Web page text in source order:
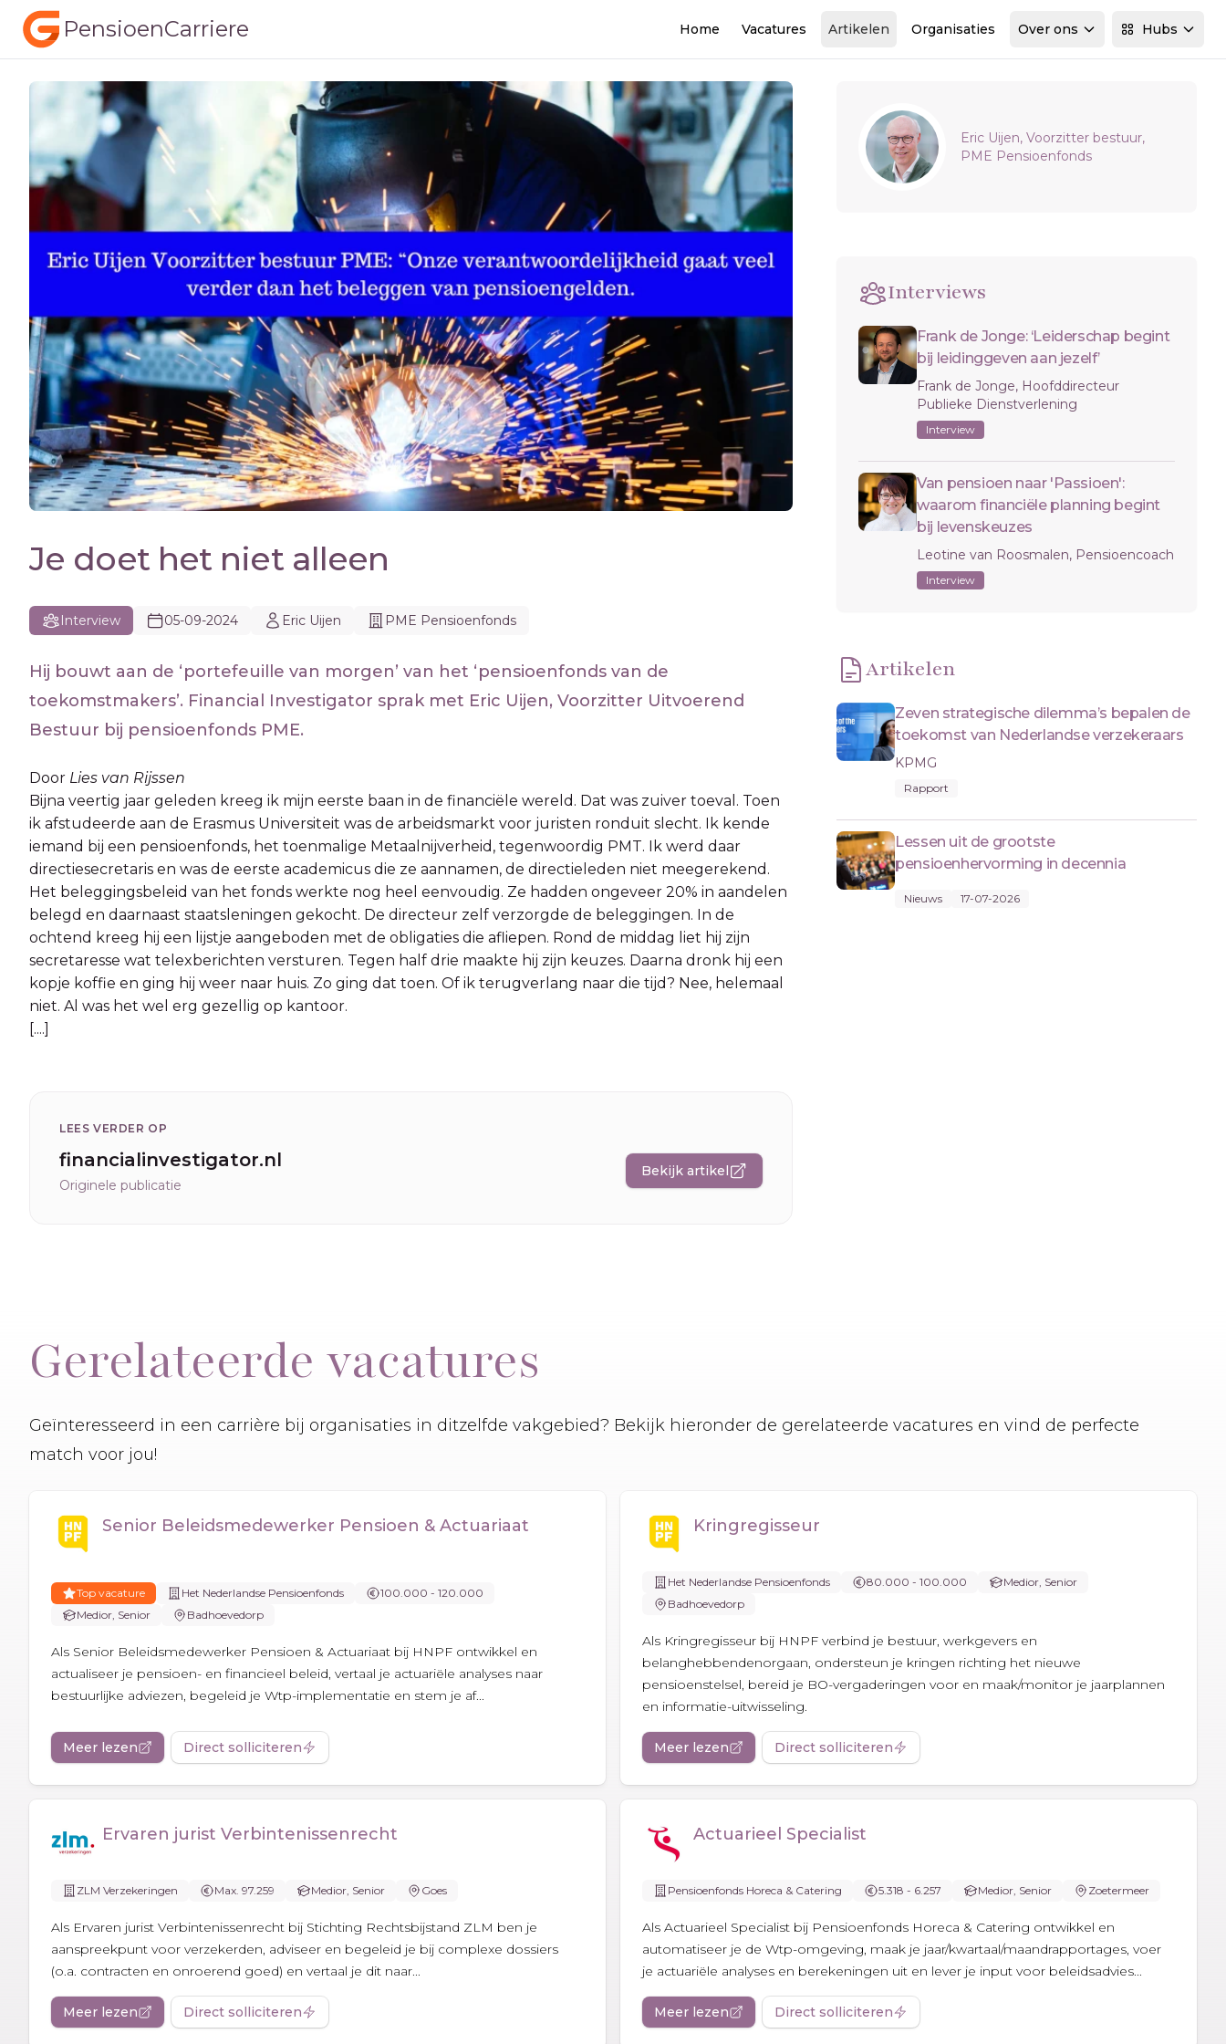
PensioenCarriere Home Vacatures Artikelen Organisaties Over ons Hubs
Je doet het niet alleen
Interview 05-09-2024 Eric Uijen PME Pensioenfonds
Hij bouwt aan de ‘portefeuille van morgen’ van het ‘pensioenfonds van de
toekomstmakers’. Financial Investigator sprak met Eric Uijen, Voorzitter Uitvoerend
Bestuur bij pensioenfonds PME.
Door Lies van Rijssen
Bijna veertig jaar geleden kreeg ik mijn eerste baan in de financiële wereld. Dat was zuiver toeval. Toen
ik afstudeerde aan de Erasmus Universiteit was de arbeidsmarkt voor juristen ronduit slecht. Ik kende
iemand bij een pensioenfonds, het toenmalige Metaalnijverheid, tegenwoordig PMT. Ik werd daar
directiesecretaris en was de eerste academicus die ze aannamen, de directieleden niet meegerekend.
Het beleggingsbeleid van het fonds werkte nog heel eenvoudig. Ze hadden ongeveer 20% in aandelen
belegd en daarnaast staatsleningen gekocht. De directeur zelf verzorgde de beleggingen. In de
ochtend kreeg hij een lijstje aangeboden met de obligaties die afliepen. Rond de middag liet hij zijn
secretaresse wat telexberichten versturen. Tegen half drie maakte hij zijn keuzes. Daarna dronk hij een
kopje koffie en ging hij weer naar huis. Zo ging dat toen. Of ik terugverlang naar die tijd? Nee, helemaal
niet. Al was het wel erg gezellig op kantoor.
[....]
LEES VERDER OP
financialinvestigator.nl
Originele publicatie
Bekijk artikel
Sidebar
Eric Uijen, Voorzitter bestuur,
PME Pensioenfonds
Interviews
Frank de Jonge: ‘Leiderschap begint
bij leidinggeven aan jezelf’
Frank de Jonge, Hoofddirecteur
Publieke Dienstverlening
Interview
Van pensioen naar 'Passioen':
waarom financiële planning begint
bij levenskeuzes
Leotine van Roosmalen, Pensioencoach
Interview
Artikelen
Zeven strategische dilemma’s bepalen de
toekomst van Nederlandse verzekeraars
KPMG
Rapport
Lessen uit de grootste
pensioenhervorming in decennia
Nieuws 17-07-2026
Gerelateerde vacatures
Geïnteresseerd in een carrière bij organisaties in ditzelfde vakgebied? Bekijk hieronder de gerelateerde vacatures en vind de perfecte
match voor jou!
Senior Beleidsmedewerker Pensioen & Actuariaat
Top vacature Het Nederlandse Pensioenfonds
100.000 - 120.000
Medior, Senior
Badhoevedorp
Als Senior Beleidsmedewerker Pensioen & Actuariaat bij HNPF ontwikkel en
actualiseer je pensioen- en financieel beleid, vertaal je actuariële analyses naar
bestuurlijke adviezen, begeleid je Wtp-implementatie en stem je af...
Meer lezen Direct solliciteren
Kringregisseur
Het Nederlandse Pensioenfonds 80.000 - 100.000
Medior, Senior
Badhoevedorp
Als Kringregisseur bij HNPF verbind je bestuur, werkgevers en
belanghebbendenorgaan, ondersteun je kringen richting het nieuwe
pensioenstelsel, bereid je BO-vergaderingen voor en maak/monitor je jaarplannen
en informatie-uitwisseling.
Meer lezen Direct solliciteren
Ervaren jurist Verbintenissenrecht
ZLM Verzekeringen Max. 97.259 Medior, Senior Goes
Als Ervaren jurist Verbintenissenrecht bij Stichting Rechtsbijstand ZLM ben je
aanspreekpunt voor verzekerden, adviseer en begeleid je bij complexe dossiers
(o.a. contracten en onroerend goed) en vertaal je dit naar...
Meer lezen Direct solliciteren
Actuarieel Specialist
Pensioenfonds Horeca & Catering 5.318 - 6.257 Medior, Senior Zoetermeer
Als Actuarieel Specialist bij Pensioenfonds Horeca & Catering ontwikkel en
automatiseer je de Wtp-omgeving, maak je jaar/kwartaal/maandrapportages, voer
je actuariële analyses en berekeningen uit en lever je input voor beleidsadvies...
Meer lezen Direct solliciteren